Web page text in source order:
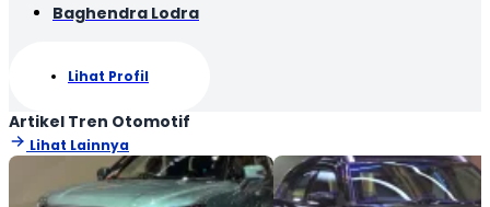
Baghendra Lodra
Lihat Profil
Artikel Tren Otomotif
Lihat Lainnya